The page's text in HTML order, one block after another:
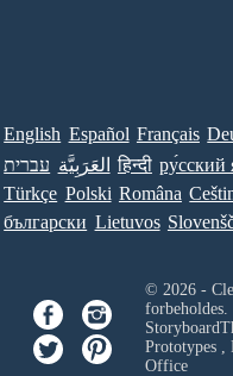
English Español Français
עברית العَرَبِيَّة हिन्दी ру́сский
Türkçe Polski Româna
български Lietuvos
© 2026 -
forbeholdes.
Prototypes ,
Office